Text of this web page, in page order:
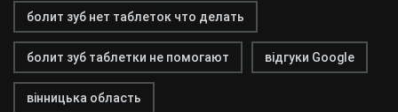
болит зуб нет таблеток что делать
болит зуб таблетки не помогают відгуки Google
вінницька область